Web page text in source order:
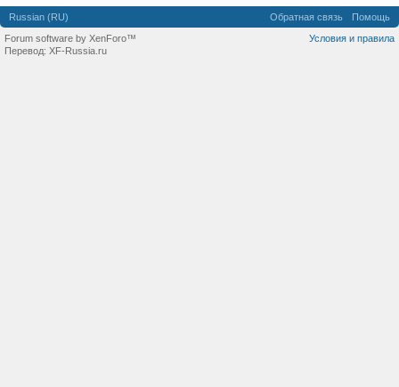
Russian (RU) Обратная связь
Помощь
Условия и правила
Forum software by XenForo™
Перевод: XF-Russia.ru